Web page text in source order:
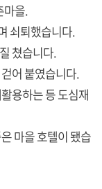
마을.
쇠퇴했습니다.
쳤습니다.
어 붙였습니다.
용하는 등 도심재
마을 호텔이 됐습